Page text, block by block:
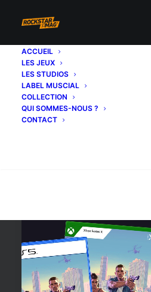
ACCUEIL
LES JEUX
LES STUDIOS
LABEL MUSCIAL
COLLECTION
QUI SOMMES-NOUS ?
CONTACT